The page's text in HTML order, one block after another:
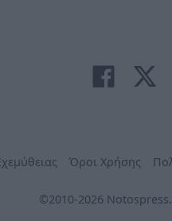
Όροι Χρήσης
©2010-2026